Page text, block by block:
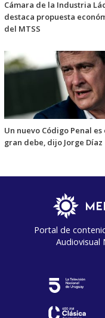
Cámara de la Industria
destaca propuesta
del MTSS
Un nuevo Código Penal es
gran debe, dijo Jorge Díaz
Portal de
Audiovisual